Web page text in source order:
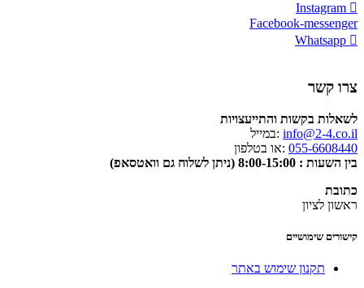
Instagram
Facebook-messenger
Whatsapp
צרו קשר
לשאלות בקשות והתייעצויות
info@2-4.co.il :במייל
055-6608440 :או בטלפון
בין השעות : 8:00-15:00 (ניתן לשלוח גם וואטסאפ)
כתובת
ראשון לציון
קישורים שימושיים
תקנון שימוש באתר